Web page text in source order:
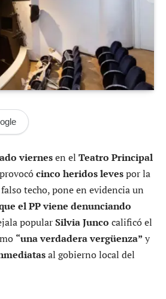
viernesen el Teatro Principal
cinco heridos levespor la
techo, pone en evidencia un
el PP viene denunciando
popularSilvia Junco calificó el
“una verdadera vergüenza” y
al gobierno local del